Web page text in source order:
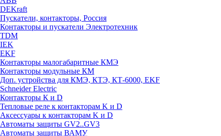
DEKraft
Пускатели, контакторы, Россия
Контакторы и пускатели Электротехник
TDM
IEK
EKF
Контакторы малогабаритные КМЭ
Контакторы модульные КМ
Доп. устройства для КМЭ, КТЭ, КТ-6000, EKF
Schneider Electric
Контакторы К и D
Тепловые реле к контакторам K и D
Аксессуары к контакторам K и D
Автоматы защиты GV2..GV3
Автоматы защиты ВАМУ